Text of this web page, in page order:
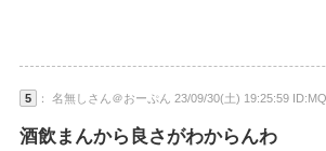
5 ： 名無しさん＠おーぷん 23/09/30(土) 19:25:59
酒飲まんから良さがわからんわ